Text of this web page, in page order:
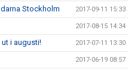
Stockholm 2017-09-11 15:33
2017-08-15 14:34
i augusti! 2017-07-11 13:30
2017-06-19 08:57